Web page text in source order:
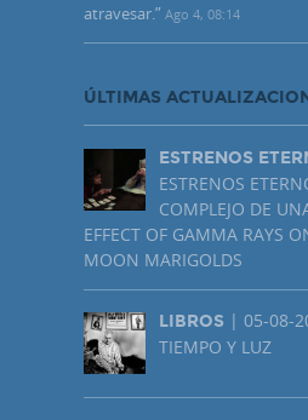
atravesar.” Ago 4, 08:14
ÚLTIMAS
ESTRENOS
ESTRENOS
COMPLEJO DE
EFFECT OF GAMMA RAYS
MOON MARIGOLDS
LIBROS | 05-08-
TIEMPO Y LUZ